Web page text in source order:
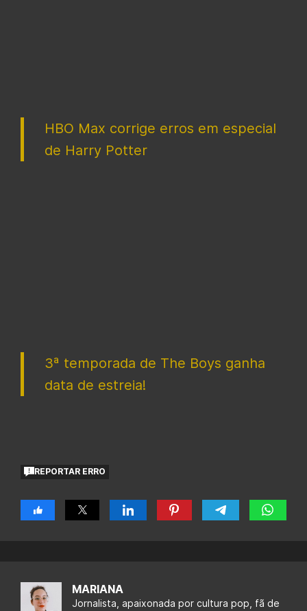
HBO Max corrige erros em especial
de Harry Potter
3ª temporada de The Boys ganha
data de estreia!
REPORTAR ERRO
MARIANA
Jornalista, apaixonada por cultura pop, fã de